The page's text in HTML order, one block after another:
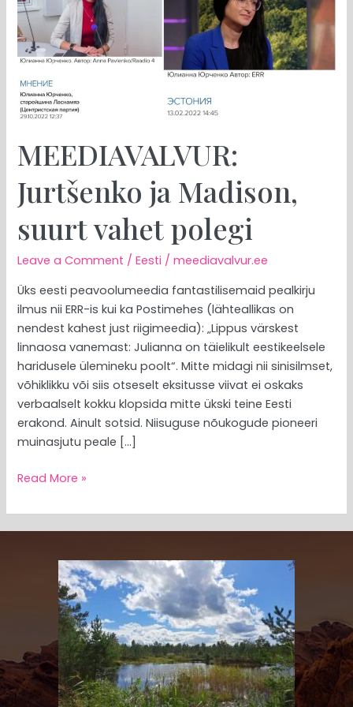
MEEDIAVALVUR:
Jurtšenko ja Madison,
suurt vahet polegi
Leave a Comment /Eesti /meediavalvur.ee
Üks eesti peavoolumeedia fantastilisemaid pealkirju
ilmus nii ERR-is kui ka Postimehes (lähteallikas on
nendest kahest just riigimeedia): „Lippus värskest
linnaosa vanemast: Julianna on täielikult eestikeelsele
haridusele ülemineku poolt“. Mitte midagi nii sinisilmset,
võhiklikku või siis otseselt eksitusse viivat ei oskaks
verbaalselt kokku klopsida mitte ükski teine Eesti
erakond. Ainult sotsid. Niisuguse nõukogude pioneeri
muinasjutu peale […]
Read More »